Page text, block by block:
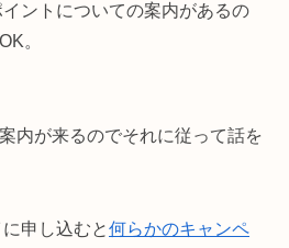
ントについての案内があるの
。
内が来るのでそれに従って話を
申し込むと何らかのキャンペ